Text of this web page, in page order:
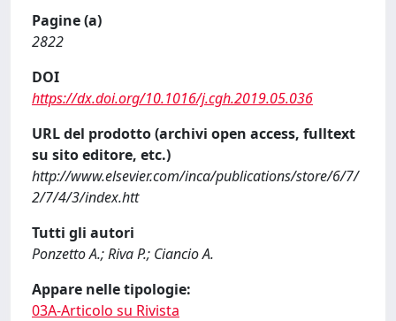
Pagine (a)
2822
DOI
https://dx.doi.org/10.1016/j.cgh.2019.05.036
URL del prodotto (archivi open access, fulltext
su sito editore, etc.)
http://www.elsevier.com/inca/publications/store/6/7/
2/7/4/3/index.htt
Tutti gli autori
Ponzetto A.; Riva P.; Ciancio A.
Appare nelle tipologie:
03A-Articolo su Rivista